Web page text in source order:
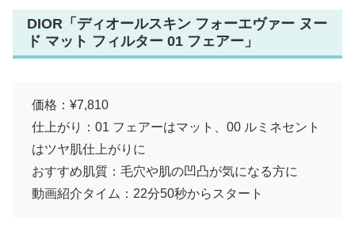
DIOR「ディオールスキン フォーエヴァー ヌー
ド マット フィルター 01 フェアー」
価格：¥7,810
仕上がり：01 フェアーはマット、00 ルミネセント
はツヤ肌仕上がりに
おすすめ肌質：毛穴や肌の凹凸が気になる方に
動画紹介タイム：22分50秒からスタート